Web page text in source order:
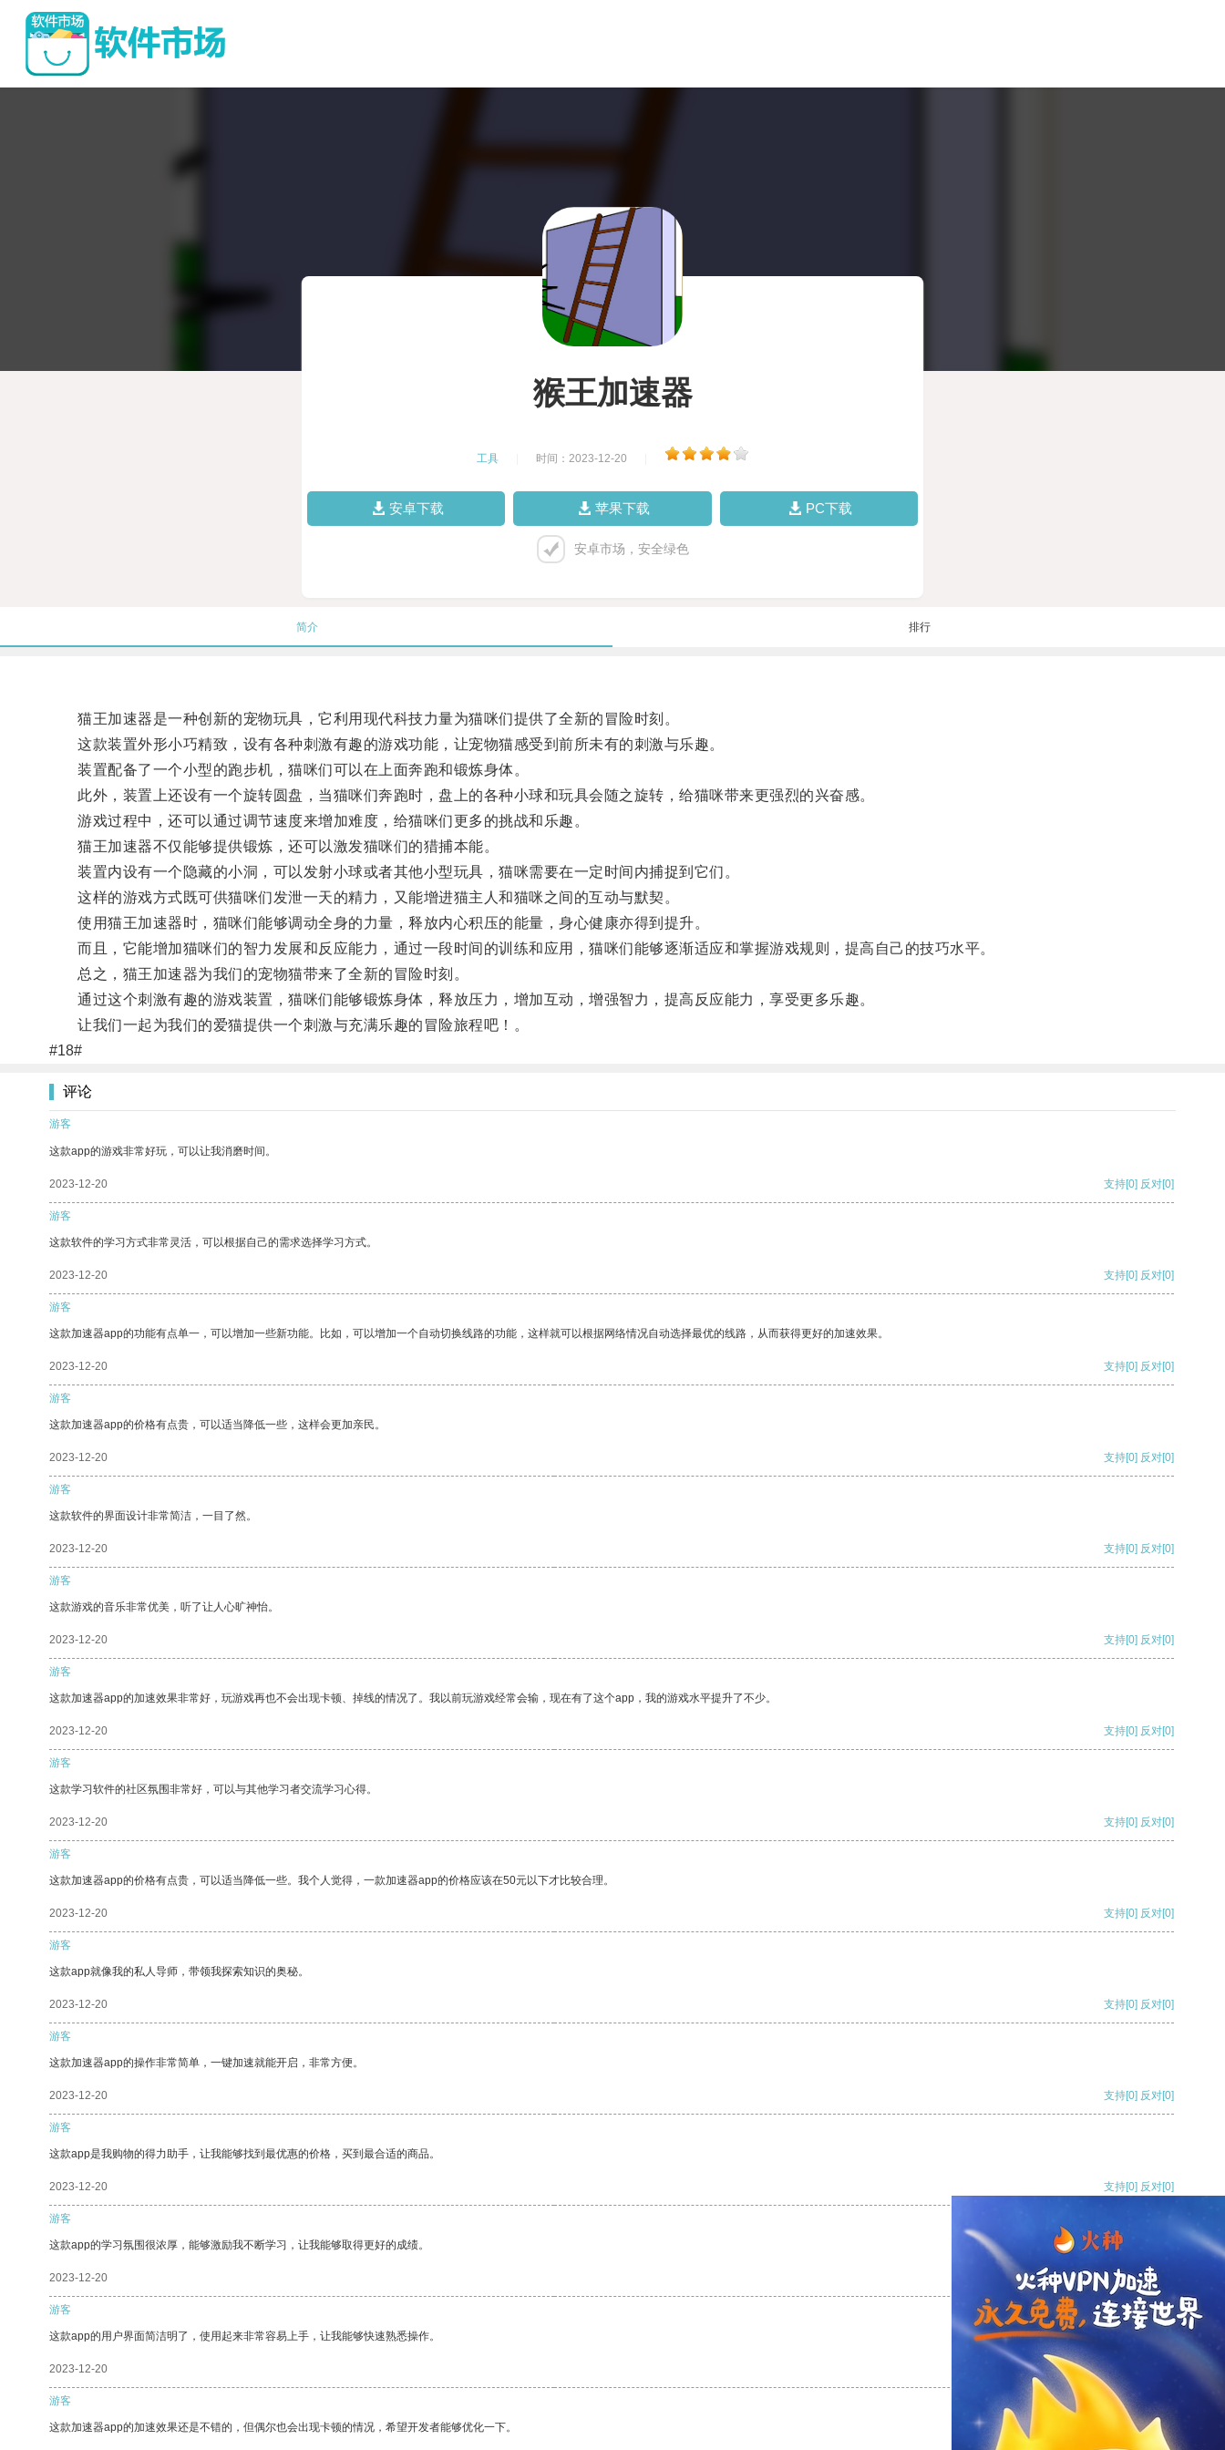
猴王加速器
工具 时间：2023-12-20
安卓下载 苹果下载 PC下载
安卓市场，安全绿色
简介 排行
猫王加速器是一种创新的宠物玩具，它利用现代科技力量为猫咪们提供了全新的冒险时刻。
这款装置外形小巧精致，设有各种刺激有趣的游戏功能，让宠物猫感受到前所未有的刺激与乐趣。
装置配备了一个小型的跑步机，猫咪们可以在上面奔跑和锻炼身体。
此外，装置上还设有一个旋转圆盘，当猫咪们奔跑时，盘上的各种小球和玩具会随之旋转，给猫咪带来更强烈的兴奋感。
游戏过程中，还可以通过调节速度来增加难度，给猫咪们更多的挑战和乐趣。
猫王加速器不仅能够提供锻炼，还可以激发猫咪们的猎捕本能。
装置内设有一个隐藏的小洞，可以发射小球或者其他小型玩具，猫咪需要在一定时间内捕捉到它们。
这样的游戏方式既可供猫咪们发泄一天的精力，又能增进猫主人和猫咪之间的互动与默契。
使用猫王加速器时，猫咪们能够调动全身的力量，释放内心积压的能量，身心健康亦得到提升。
而且，它能增加猫咪们的智力发展和反应能力，通过一段时间的训练和应用，猫咪们能够逐渐适应和掌握游戏规则，提高自己的技巧水平。
总之，猫王加速器为我们的宠物猫带来了全新的冒险时刻。
通过这个刺激有趣的游戏装置，猫咪们能够锻炼身体，释放压力，增加互动，增强智力，提高反应能力，享受更多乐趣。
让我们一起为我们的爱猫提供一个刺激与充满乐趣的冒险旅程吧！。
#18#
评论
游客
这款app的游戏非常好玩，可以让我消磨时间。
2023-12-20 支持[0] 反对[0]
游客
这款软件的学习方式非常灵活，可以根据自己的需求选择学习方式。
2023-12-20 支持[0] 反对[0]
游客
这款加速器app的功能有点单一，可以增加一些新功能。比如，可以增加一个自动切换线路的功能，这样就可以根据网络情况自动选择最优的线路，从而获得更好的加速效果。
2023-12-20 支持[0] 反对[0]
游客
这款加速器app的价格有点贵，可以适当降低一些，这样会更加亲民。
2023-12-20 支持[0] 反对[0]
游客
这款软件的界面设计非常简洁，一目了然。
2023-12-20 支持[0] 反对[0]
游客
这款游戏的音乐非常优美，听了让人心旷神怡。
2023-12-20 支持[0] 反对[0]
游客
这款加速器app的加速效果非常好，玩游戏再也不会出现卡顿、掉线的情况了。我以前玩游戏经常会输，现在有了这个app，我的游戏水平提升了不少。
2023-12-20 支持[0] 反对[0]
游客
这款学习软件的社区氛围非常好，可以与其他学习者交流学习心得。
2023-12-20 支持[0] 反对[0]
游客
这款加速器app的价格有点贵，可以适当降低一些。我个人觉得，一款加速器app的价格应该在50元以下才比较合理。
2023-12-20 支持[0] 反对[0]
游客
这款app就像我的私人导师，带领我探索知识的奥秘。
2023-12-20 支持[0] 反对[0]
游客
这款加速器app的操作非常简单，一键加速就能开启，非常方便。
2023-12-20 支持[0] 反对[0]
游客
这款app是我购物的得力助手，让我能够找到最优惠的价格，买到最合适的商品。
2023-12-20 支持[0] 反对[0]
游客
这款app的学习氛围很浓厚，能够激励我不断学习，让我能够取得更好的成绩。
2023-12-20 支持[0] 反对
游客
这款app的用户界面简洁明了，使用起来非常容易上手，让我能够快速熟悉操作。
2023-12-20 支持
游客
这款加速器app的加速效果还是不错的，但偶尔也会出现卡顿的情况，希望开发者能够优化一下。